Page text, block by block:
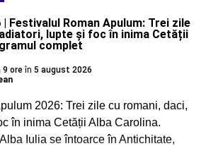
Festivalul Roman Apulum: Trei zile
lupte și foc în inima Cetății
complet
9 ore în 5 august 2026
2026: Trei zile cu romani, daci,
în inima Cetății Alba Carolina.
Iulia se întoarce în Antichitate,